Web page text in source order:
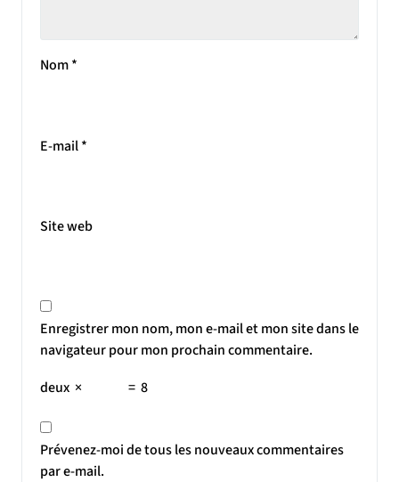
Nom*
E-mail*
Site web
Enregistrer mon nom, mon e-mail et mon site dans le
navigateur pour mon prochain commentaire.
deux × = 8
Prévenez-moi de tous les nouveaux commentaires
par e-mail.